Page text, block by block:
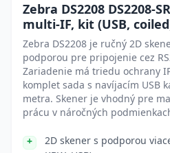
Zebra DS2208 DS2208-
multi-IF, kit (USB,
Zebra DS2208 je ručný 2D
podporou pre pripojenie cez
Zariadenie má triedu ochrany
komplet sada s navíjacím USB
metra. Skener je vhodný pre
prácu v náročných
2D skener s podporou